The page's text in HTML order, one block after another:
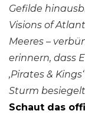
Gefilde
Visions of
Meeres –
erinnern, dass
‚Pirates &
Sturm
Schaut das